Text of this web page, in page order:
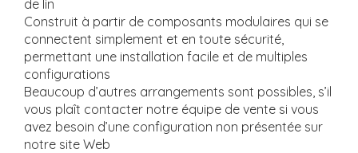
de lin
Construit à partir de composants modulaires qui se
connectent simplement et en toute sécurité,
permettant une installation facile et de multiples
configurations
Beaucoup d’autres arrangements sont possibles, s’il
vous plaît contacter notre équipe de vente si vous
avez besoin d’une configuration non présentée sur
notre site Web